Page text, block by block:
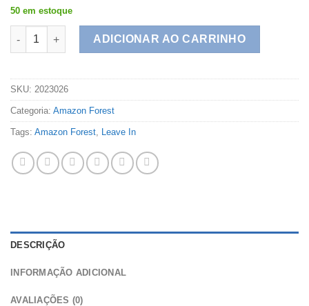
50 em estoque
Leave In Amazon Forest 200ml quantidade
ADICIONAR AO CARRINHO
SKU: 2023026
Categoria: Amazon Forest
Tags: Amazon Forest Leave In
DESCRIÇÃO
INFORMAÇÃO ADICIONAL
AVALIAÇÕES (0)